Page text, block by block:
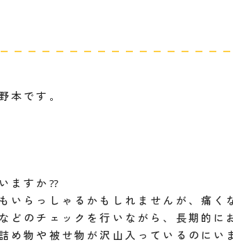
本です。
ますか⁇
いらっしゃるかもしれませんが、痛
のチェックを行いながら、長期的に
め物や被せ物が沢山入っているのに